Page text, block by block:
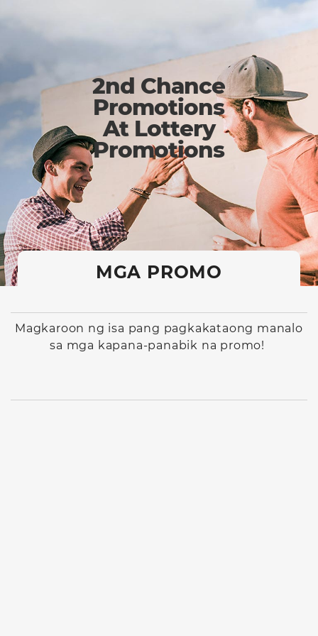
2nd Chance
Promotions
At Lottery
Promotions
MGA PROMO
Magkaroon ng isa pang pagkakataong manalo
sa mga kapana-panabik na promo!